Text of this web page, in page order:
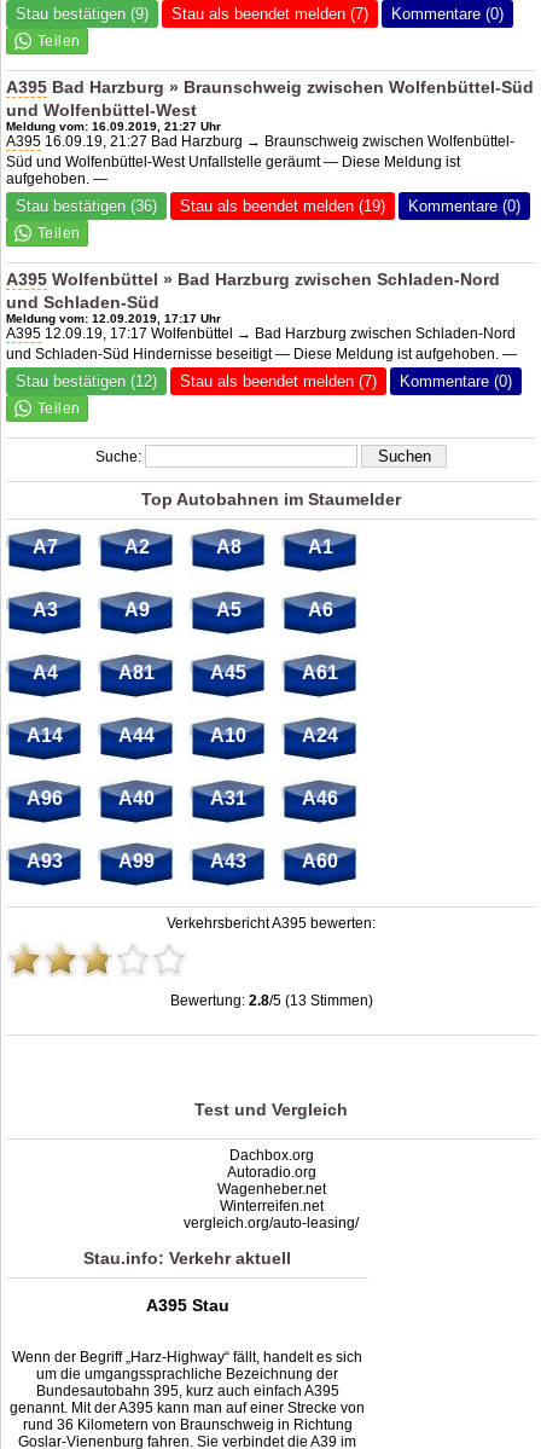
Stau bestätigen (9) Stau als beendet melden (7) Kommentare (0)
A395 Bad Harzburg » Braunschweig zwischen Wolfenbüttel-Süd
und Wolfenbüttel-West
Meldung vom: 16.09.2019, 21:27 Uhr
A395 16.09.19, 21:27 Bad Harzburg → Braunschweig zwischen Wolfenbüttel-
Süd und Wolfenbüttel-West Unfallstelle geräumt — Diese Meldung ist
aufgehoben. —
Stau bestätigen (36) Stau als beendet melden (19) Kommentare (0)
A395 Wolfenbüttel » Bad Harzburg zwischen Schladen-Nord
und Schladen-Süd
Meldung vom: 12.09.2019, 17:17 Uhr
A395 12.09.19, 17:17 Wolfenbüttel → Bad Harzburg zwischen Schladen-Nord
und Schladen-Süd Hindernisse beseitigt — Diese Meldung ist aufgehoben. —
Stau bestätigen (12) Stau als beendet melden (7) Kommentare (0)
Suche:
Top Autobahnen im Staumelder
A7 A2 A8 A1
A3 A9 A5 A6
A4 A81 A45 A61
A14 A44 A10 A24
A96 A40 A31 A46
A93 A99 A43 A60
Verkehrsbericht A395 bewerten:
Bewertung: 2.8/5 (13 Stimmen)
Stau A395: Unfälle, Sperrung & Baustellen | Staumelder A395 ,2.8out of5based
Test und Vergleich
Dachbox.org
Autoradio.org
Wagenheber.net
Winterreifen.net
vergleich.org/auto-leasing/
Stau.info: Verkehr aktuell
A395 Stau
Wenn der Begriff „Harz-Highway“ fällt, handelt es sich
um die umgangssprachliche Bezeichnung der
Bundesautobahn 395, kurz auch einfach A395
genannt. Mit der A395 kann man auf einer Strecke von
rund 36 Kilometern von Braunschweig in Richtung
Goslar-Vienenburg fahren. Sie verbindet die A39 im